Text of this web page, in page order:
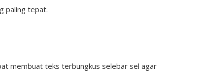
paling tepat.
membuat teks terbungkus selebar sel agar